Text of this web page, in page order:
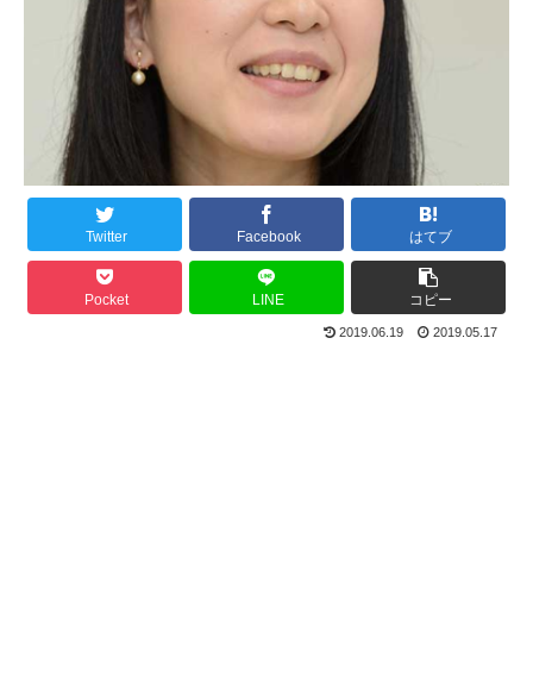
Twitter Facebook はてブ
Pocket LINE コピー
2019.06.19 2019.05.17